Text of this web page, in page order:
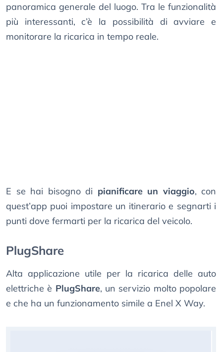
panoramica generale del luogo. Tra le funzionalità
più interessanti, c’è la possibilità di avviare e
monitorare la ricarica in tempo reale.
E se hai bisogno di pianificare un viaggio, con
quest’app puoi impostare un itinerario e segnarti i
punti dove fermarti per la ricarica del veicolo.
PlugShare
Alta applicazione utile per la ricarica delle auto
elettriche è PlugShare, un servizio molto popolare
e che ha un funzionamento simile a Enel X Way.